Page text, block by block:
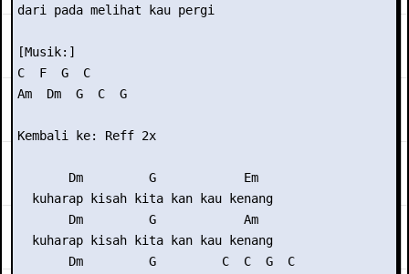
dari pada melihat kau pergi
[Musik:]
C  F  G  C
Am  Dm  G  C  G
Kembali ke: Reff 2x
       Dm         G            Em
  kuharap kisah kita kan kau kenang
       Dm         G            Am
  kuharap kisah kita kan kau kenang
       Dm         G         C  C  G  C